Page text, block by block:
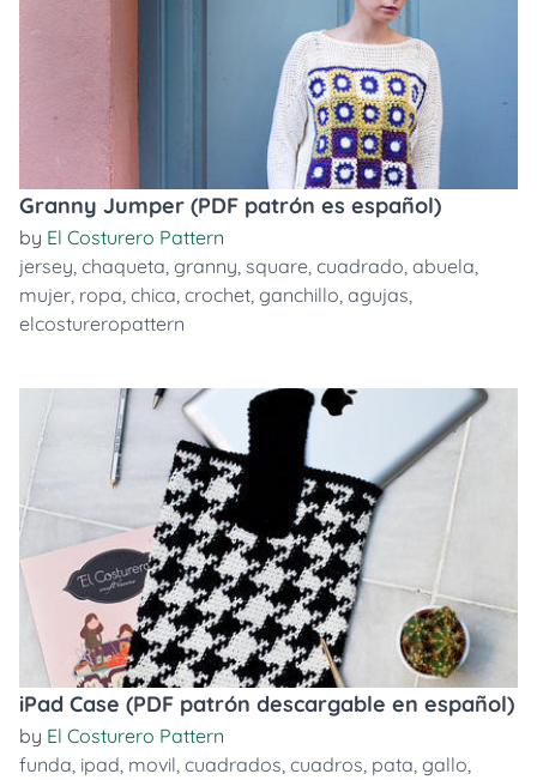
Granny Jumper (PDF patrón es español)
by El Costurero Pattern
jersey, chaqueta, granny, square, cuadrado, abuela,
mujer, ropa, chica, crochet, ganchillo, agujas,
elcostureropattern
iPad Case (PDF patrón descargable en español)
by El Costurero Pattern
funda, ipad, movil, cuadrados, cuadros, pata, gallo,